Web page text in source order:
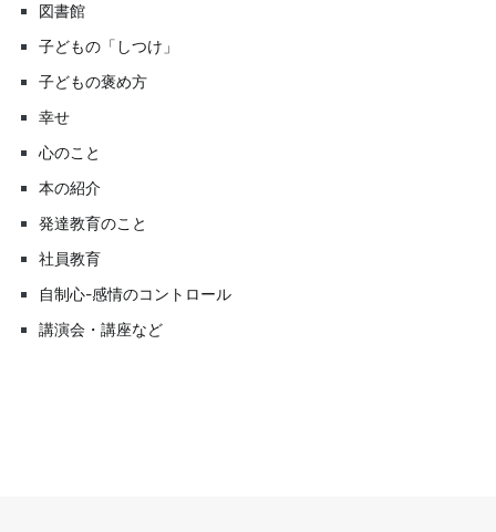
図書館
子どもの「しつけ」
子どもの褒め方
幸せ
心のこと
本の紹介
発達教育のこと
社員教育
自制心-感情のコントロール
講演会・講座など